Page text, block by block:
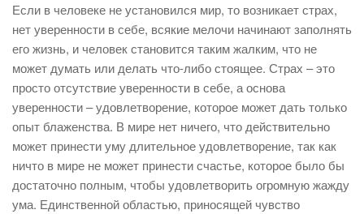
Если в человеке не установился мир, то возникает страх,
нет уверенности в себе, всякие мелочи начинают заполнять
его жизнь, и человек становится таким жалким, что не
может думать или делать что-либо стоящее. Страх – это
просто отсутствие уверенности в себе, а основа
уверенности – удовлетворение, которое может дать только
опыт блаженства. В мире нет ничего, что действительно
может принести уму длительное удовлетворение, так как
ничто в мире не может принести счастье, которое было бы
достаточно полным, чтобы удовлетворить огромную жажду
ума. Единственной областью, приносящей чувство